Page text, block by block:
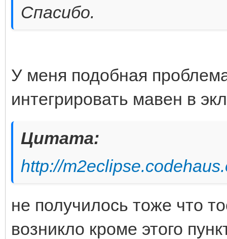
Спасибо.
У меня подобная
интегрировать мавен в
Цитата:
http://
не получилось тоже что
возникло кроме этого